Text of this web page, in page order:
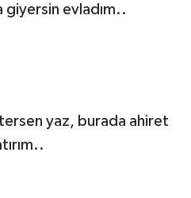
evladım..
yaz, burada ahiret